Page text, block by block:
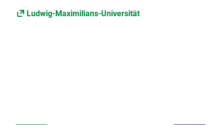
Ludwig-Maximilians-Universität